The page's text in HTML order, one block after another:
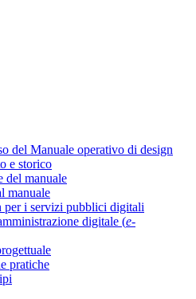
del Manuale operativo di design
e storico
del manuale
manuale
per i servizi pubblici digitali
digitale (e-
pratiche